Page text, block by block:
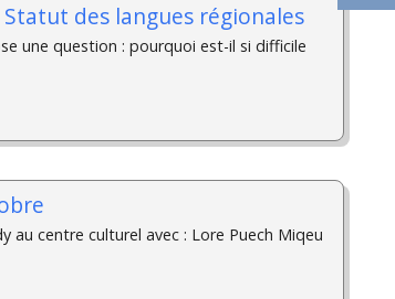
des langues régionales
une question : pourquoi est-il si difficile
au centre culturel avec : Lore Puech Miqeu